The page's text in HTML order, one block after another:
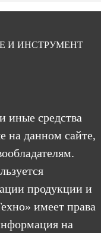
И ИНСТРУМЕНТ
иные средства
на данном сайте,
продукции и
имеет права
на